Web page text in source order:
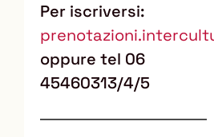
Per iscriversi:
oppure tel 06
45460313/4/5